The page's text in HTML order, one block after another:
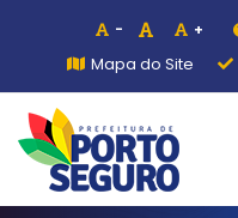
- +
Mapa do Site